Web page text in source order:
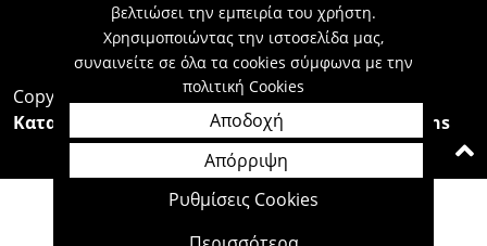
Copyright 2026,
Acosmetics Αθανασόπουλος
Κατασκευή Ιστοσελίδων Interactive Net Solutions
βελτιώσει την εμπειρία του χρήστη.
Χρησιμοποιώντας την ιστοσελίδα μας,
συναινείτε σε όλα τα cookies σύμφωνα με την
πολιτική Cookies
Αποδοχή
Απόρριψη
Ρυθμίσεις Cookies